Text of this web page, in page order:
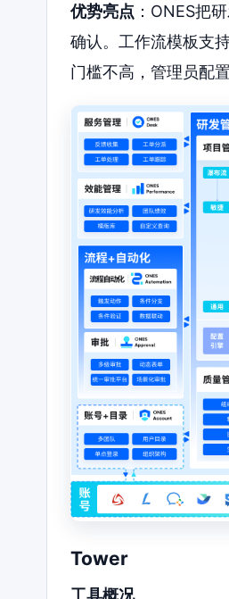
优势亮点 ：ONES把
确认。工作流模板支
门槛不高，管理员配
Tower
工具概况